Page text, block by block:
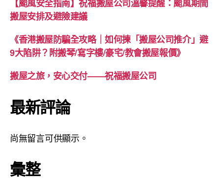
【颱風安全指南】祝福搬屋公司溫馨提醒：颱風期間
搬屋安排及避險建議
《香港搬屋防騙全攻略｜如何揀「搬屋公司推介」避
9大陷阱？附搬琴/寫字樓/豪宅/教會搬屋報價》
搬屋之旅，安心交付——祝福搬屋公司
最新評論
尚無留言可供顯示。
彙整